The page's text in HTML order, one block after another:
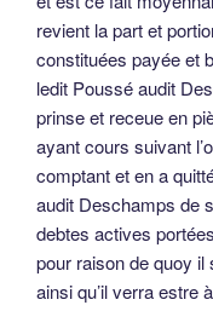
revient la part et
constituées payée et
ledit Poussé audit
prinse et receue en
ayant cours suivant
comptant et en a
audit Deschamps de
debtes actives
pour raison de quoy il
ainsi qu’il verra estre